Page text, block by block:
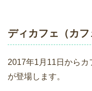
ディカフェ（カ
2017年1月11日から
が登場します。